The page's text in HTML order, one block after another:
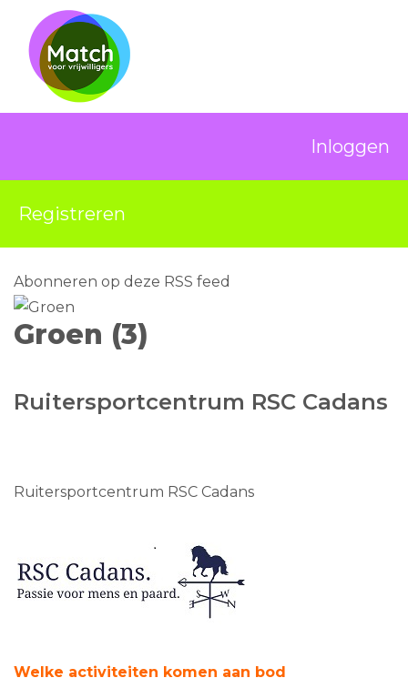
Inloggen
Registreren
Abonneren op deze RSS feed
Groen (3)
Ruitersportcentrum RSC Cadans
Ruitersportcentrum RSC Cadans
Welke activiteiten komen aan bod